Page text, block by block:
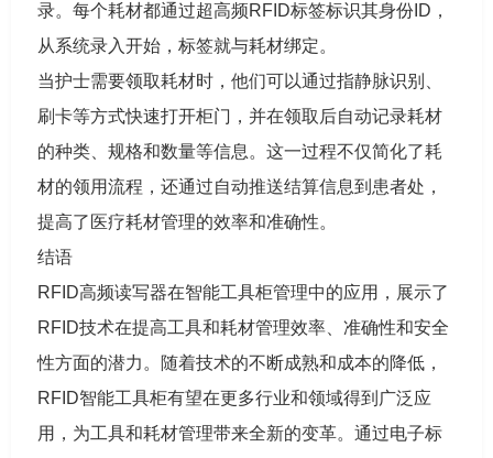
录。每个耗材都通过超高频RFID标签标识其身份ID，
从系统录入开始，标签就与耗材绑定。
当护士需要领取耗材时，他们可以通过指静脉识别、
刷卡等方式快速打开柜门，并在领取后自动记录耗材
的种类、规格和数量等信息。这一过程不仅简化了耗
材的领用流程，还通过自动推送结算信息到患者处，
提高了医疗耗材管理的效率和准确性。
结语
RFID高频读写器在智能工具柜管理中的应用，展示了
RFID技术在提高工具和耗材管理效率、准确性和安全
性方面的潜力。随着技术的不断成熟和成本的降低，
RFID智能工具柜有望在更多行业和领域得到广泛应
用，为工具和耗材管理带来全新的变革。通过电子标